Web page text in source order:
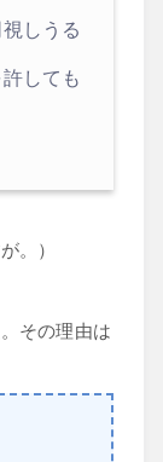
しうる
しても
。）
その理由は